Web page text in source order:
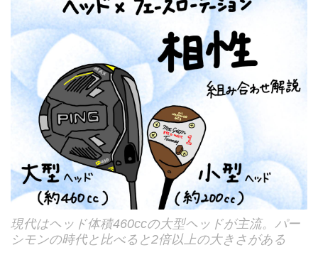
現代はヘッド体積460ccの大型ヘッドが主流。パー
シモンの時代と比べると2倍以上の大きさがある